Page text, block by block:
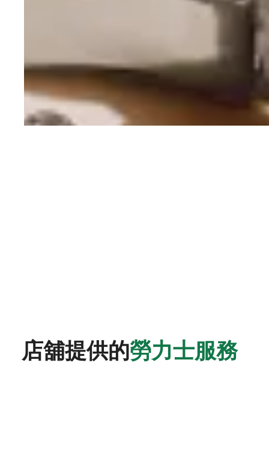
店舖提供的勞力士服務